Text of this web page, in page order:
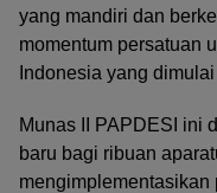
yang mandiri dan
momentum persatuan
Indonesia yang
Munas II PAPDESI ini
baru bagi ribuan
mengimplementasikan